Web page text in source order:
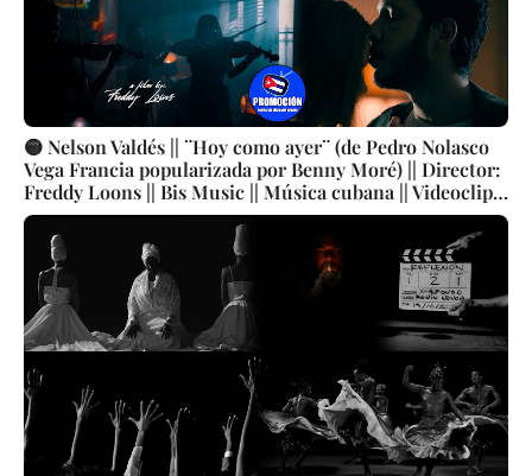
🟡 Nelson Valdés || ¨Hoy como ayer¨ (de Pedro Nolasco
Vega Francia popularizada por Benny Moré) || Director:
Freddy Loons || Bis Music || Música cubana || Videoclip ||
CUBA